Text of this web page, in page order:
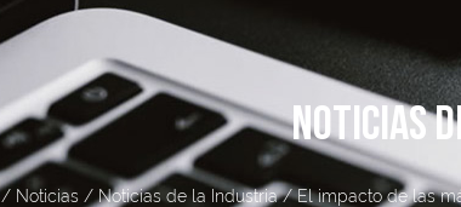
NOTICIAS
Noticias /Noticias de la Industria/El impacto de las